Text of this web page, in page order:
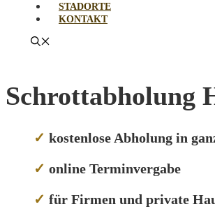
STADORTE
KONTAKT
Schrottabholung
✓ kostenlose Abholung in
✓ online Terminvergabe
✓ für Firmen und private